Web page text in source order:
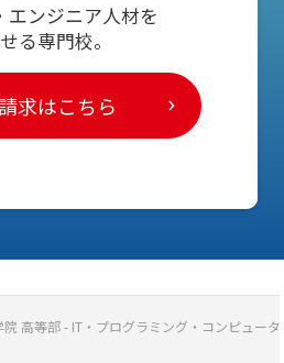
エンジニア人材を
る専門校。
求はこちら
院 高等部 - IT・プログラミング・コンピュー